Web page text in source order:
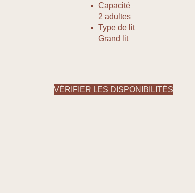
Capacité
2 adultes
Type de lit
Grand lit
VÉRIFIER LES DISPONIBILITÉS